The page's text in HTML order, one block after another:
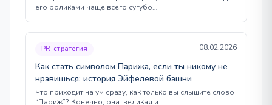
его роликами чаще всего сугубо…
PR-стратегия 08.02.2026
Как стать символом Парижа, если ты никому не
нравишься: история Эйфелевой башни
Что приходит на ум сразу, как только вы слышите слово
“Париж”? Конечно, она: великая и…